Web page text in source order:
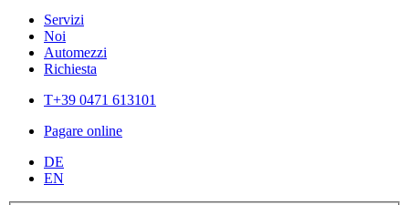
Servizi
Noi
Automezzi
Richiesta
T+39 0471 613101
Pagare online
DE
EN